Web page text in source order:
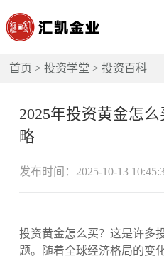
首页 >投资学堂 >投资百科
2025年投资黄金怎
略
发布时间：2025-10-13
投资黄金怎么买？这是许多
题。随着全球经济格局的变